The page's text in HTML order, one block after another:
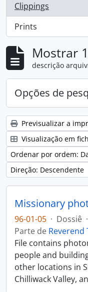
Clippings
, 1 resultados
Prints
, 1 resultados
Mostrar
descrição
Opções de
Previsualizar a
Visualização em
Ordenar por ordem:
Direção: Descendente
96-01-05 · Dossiê ·
Parte de Reverend
File contains
people and
other locations in
Chilliwack Valley,